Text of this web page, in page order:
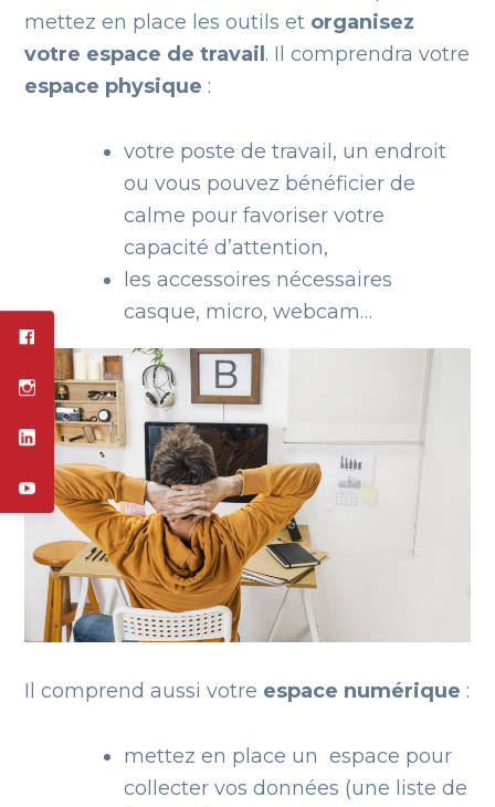
mettez en place les outils et organisez
votre espace de travail. Il comprendra votre
espace physique :
votre poste de travail, un endroit
ou vous pouvez bénéficier de
calme pour favoriser votre
capacité d’attention,
les accessoires nécessaires
casque, micro, webcam…
Il comprend aussi votre espace numérique :
mettez en place un espace pour
collecter vos données (une liste de